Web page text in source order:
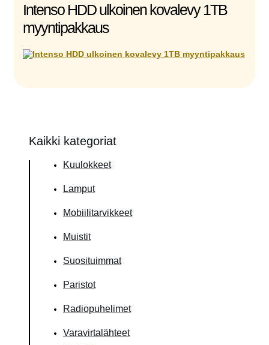
Intenso HDD ulkoinen kovalevy 1TB
myyntipakkaus
Kaikki kategoriat
Kuulokkeet
Lamput
Mobiilitarvikkeet
Muistit
Suosituimmat
Paristot
Radiopuhelimet
Varavirtalähteet